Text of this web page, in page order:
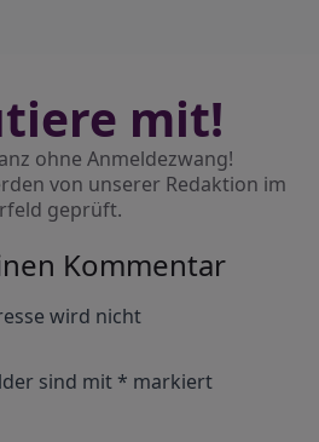
mit!
ohne Anmeldezwang!
von unserer Redaktion im
geprüft.
Kommentar
wird nicht
sind mit* markiert